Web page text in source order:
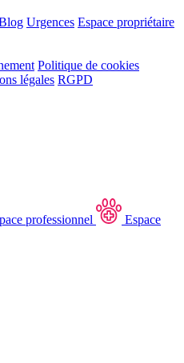
Urgences Espace propriétaire
Politique de cookies
légales RGPD
professionnel
Espace